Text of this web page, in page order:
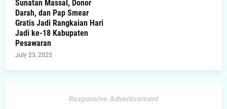
Sunatan Massal, Donor
Darah, dan Pap Smear
Gratis Jadi Rangkaian Hari
Jadi ke-18 Kabupaten
Pesawaran
July 23, 2025
Responsive Advertisement